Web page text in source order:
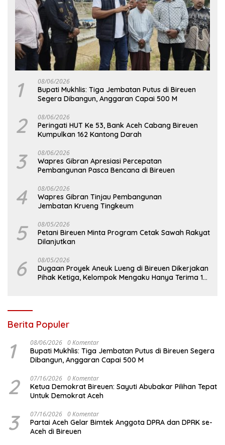
1 08/06/2026
Bupati Mukhlis: Tiga Jembatan Putus di Bireuen
Segera Dibangun, Anggaran Capai 500 M
2 08/06/2026
Peringati HUT Ke 53, Bank Aceh Cabang Bireuen
Kumpulkan 162 Kantong Darah
3 08/06/2026
Wapres Gibran Apresiasi Percepatan
Pembangunan Pasca Bencana di Bireuen
4 08/06/2026
Wapres Gibran Tinjau Pembangunan
Jembatan Krueng Tingkeum
5 08/05/2026
Petani Bireuen Minta Program Cetak Sawah Rakyat
Dilanjutkan
6 08/05/2026
Dugaan Proyek Aneuk Lueng di Bireuen Dikerjakan
Pihak Ketiga, Kelompok Mengaku Hanya Terima 10
Berita Populer
1 08/06/2026 0 Komentar
Bupati Mukhlis: Tiga Jembatan Putus di Bireuen Segera
Dibangun, Anggaran Capai 500 M
2 07/16/2026 0 Komentar
Ketua Demokrat Bireuen: Sayuti Abubakar Pilihan Tepat
Untuk Demokrat Aceh
3 07/16/2026 0 Komentar
Partai Aceh Gelar Bimtek Anggota DPRA dan DPRK se-
Aceh di Bireuen